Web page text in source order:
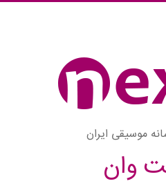
موسیقی ایران
وان